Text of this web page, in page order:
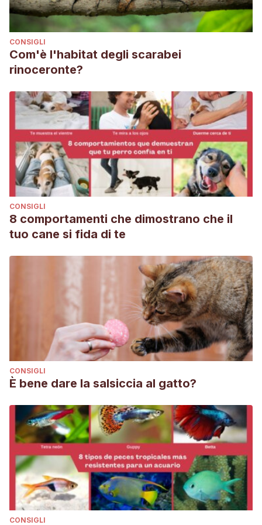
CONSIGLI
Com'è l'habitat degli scarabei
rinoceronte?
CONSIGLI
8 comportamenti che dimostrano che il
tuo cane si fida di te
CONSIGLI
È bene dare la salsiccia al gatto?
CONSIGLI